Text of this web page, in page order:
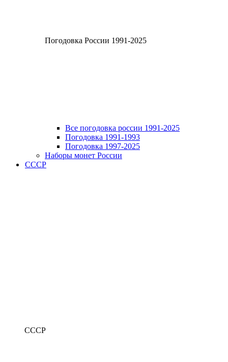
Погодовка России 1991-2025
Все погодовка россии 1991-2025
Погодовка 1991-1993
Погодовка 1997-2025
Наборы монет России
СССР
СССР